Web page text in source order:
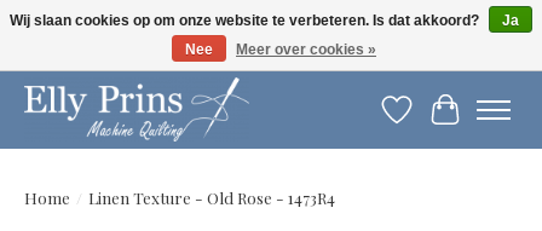
Let op: gewijzigde openingstijden!
Verlanglijst
Home / Linen Texture - Old Rose - 1473R4
Wij slaan cookies op om onze website te verbeteren. Is dat akkoord?
Ja
Nee
Meer over cookies »